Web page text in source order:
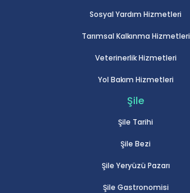
Sosyal Yardım Hizmetleri
Tarımsal Kalkınma Hizmetleri
Veterinerlik Hizmetleri
Yol Bakım Hizmetleri
Şile
Şile Tarihi
Şile Bezi
Şile Yeryüzü Pazarı
Şile Gastronomisi